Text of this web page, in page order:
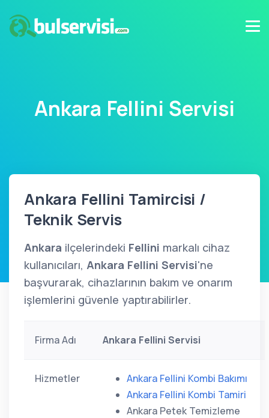
Ankara Fellini Servisi
Ankara Fellini Tamircisi /
Teknik Servis
Ankara ilçelerindeki Fellini markalı cihaz
kullanıcıları, Ankara Fellini Servisi'ne
başvurarak, cihazlarının bakım ve onarım
işlemlerini güvenle yaptırabilirler.
Firma Adı Ankara Fellini Servisi
Hizmetler
Ankara Fellini Kombi Bakımı
Ankara Fellini Kombi Tamiri
Ankara Petek Temizleme